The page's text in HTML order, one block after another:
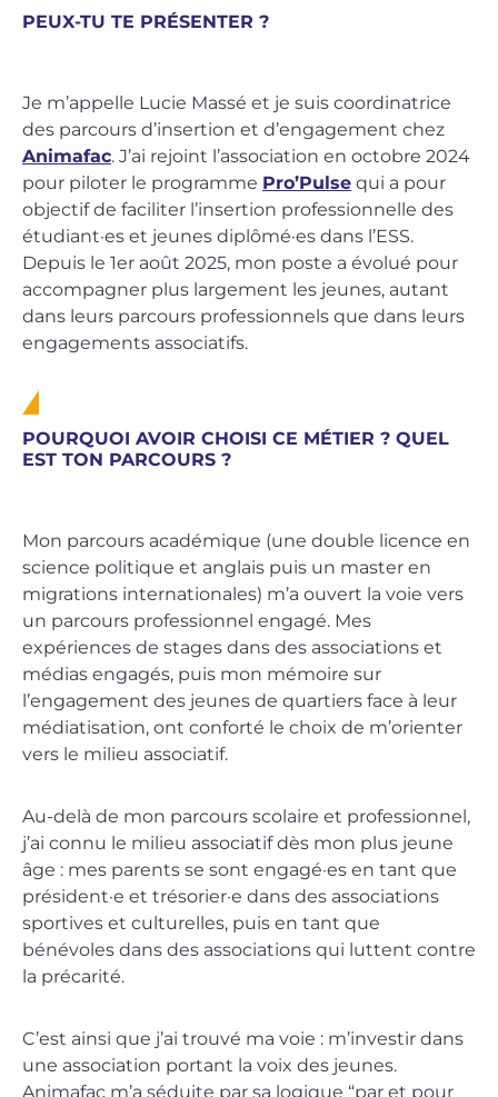
PEUX-TU TE PRÉSENTER ?
Je m’appelle Lucie Massé et je suis coordinatrice
des parcours d’insertion et d’engagement chez
Animafac. J’ai rejoint l’association en octobre 2024
pour piloter le programme Pro’Pulse qui a pour
objectif de faciliter l’insertion professionnelle des
étudiant·es et jeunes diplômé·es dans l’ESS.
Depuis le 1er août 2025, mon poste a évolué pour
accompagner plus largement les jeunes, autant
dans leurs parcours professionnels que dans leurs
engagements associatifs.
POURQUOI AVOIR CHOISI CE MÉTIER ? QUEL
EST TON PARCOURS ?
Mon parcours académique (une double licence en
science politique et anglais puis un master en
migrations internationales) m’a ouvert la voie vers
un parcours professionnel engagé. Mes
expériences de stages dans des associations et
médias engagés, puis mon mémoire sur
l’engagement des jeunes de quartiers face à leur
médiatisation, ont conforté le choix de m’orienter
vers le milieu associatif.
Au-delà de mon parcours scolaire et professionnel,
j’ai connu le milieu associatif dès mon plus jeune
âge : mes parents se sont engagé·es en tant que
président·e et trésorier·e dans des associations
sportives et culturelles, puis en tant que
bénévoles dans des associations qui luttent contre
la précarité.
C’est ainsi que j’ai trouvé ma voie : m’investir dans
une association portant la voix des jeunes.
Animafac m’a séduite par sa logique “par et pour